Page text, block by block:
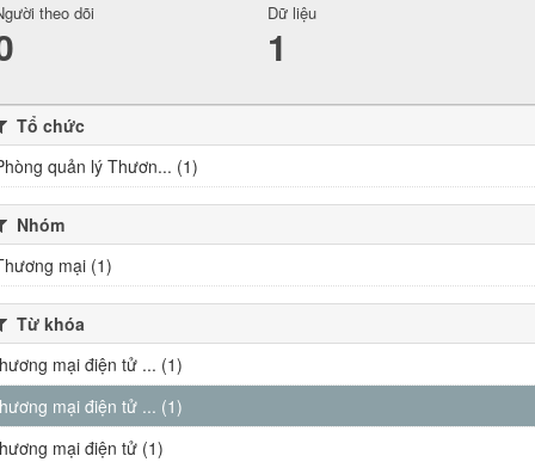
theo dõi Dữ liệu
1
Tổ chức
quản lý Thươn... (1)
Nhóm
mại (1)
Từ khóa
mại điện tử ... (1)
mại điện tử ... (1)
mại điện tử (1)